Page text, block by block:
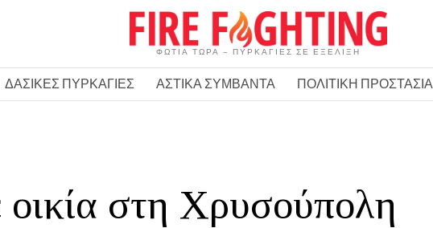
ΦΩΤΙΑ ΤΩΡΑ – ΠΥΡΚΑΓΙΕΣ ΣΕ ΕΞΕΛΙΞΗ
ΔΑΣΙΚΕΣ ΠΥΡΚΑΓΙΕΣ ΑΣΤΙΚΑ ΣΥΜΒΑΝΤΑ ΠΟΛΙΤΙΚΗ ΠΡΟΣΤΑΣΙΑ
στη Χρυσούπολη